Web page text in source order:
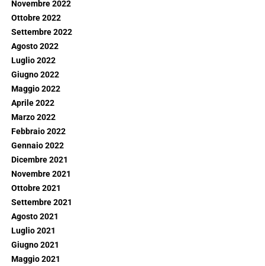
Novembre 2022
Ottobre 2022
Settembre 2022
Agosto 2022
Luglio 2022
Giugno 2022
Maggio 2022
Aprile 2022
Marzo 2022
Febbraio 2022
Gennaio 2022
Dicembre 2021
Novembre 2021
Ottobre 2021
Settembre 2021
Agosto 2021
Luglio 2021
Giugno 2021
Maggio 2021